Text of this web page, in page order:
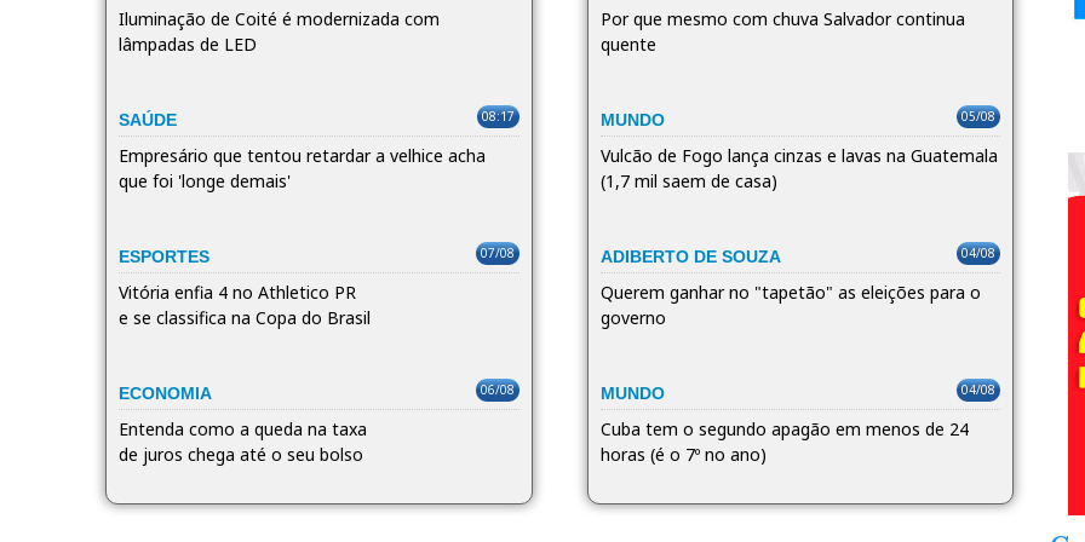
Iluminação de Coité é modernizada com
lâmpadas de LED
SAÚDE 08:17
Empresário que tentou retardar a velhice acha
que foi 'longe demais'
ESPORTES 07/08
Vitória enfia 4 no Athletico PR
e se classifica na Copa do Brasil
ECONOMIA 06/08
Entenda como a queda na taxa
de juros chega até o seu bolso
Por que mesmo com chuva Salvador continua
quente
MUNDO 05/08
Vulcão de Fogo lança cinzas e lavas na Guatemala
(1,7 mil saem de casa)
ADIBERTO DE SOUZA 04/08
Querem ganhar no "tapetão" as eleições para o
governo
MUNDO 04/08
Cuba tem o segundo apagão em menos de 24
horas (é o 7º no ano)